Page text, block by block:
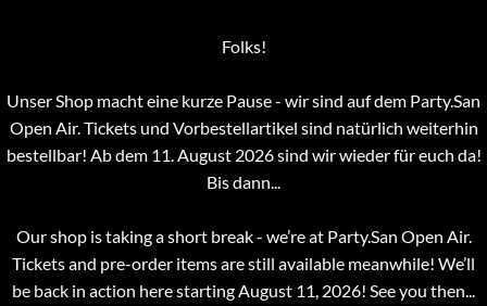
Folks!
Unser Shop macht eine kurze Pause - wir sind auf dem Party.San
Open Air. Tickets und Vorbestellartikel sind natürlich weiterhin
bestellbar! Ab dem 11. August 2026 sind wir wieder für euch da!
Bis dann...
Our shop is taking a short break - we’re at Party.San Open Air.
Tickets and pre-order items are still available meanwhile! We’ll
be back in action here starting August 11, 2026! See you then...